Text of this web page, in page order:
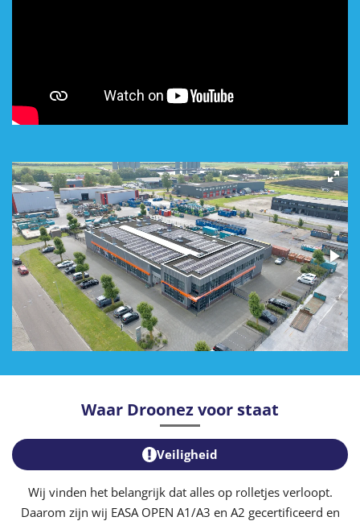
Waar Droonez voor staat
Veiligheid
Wij vinden het belangrijk dat alles op rolletjes verloopt.
Daarom zijn wij EASA OPEN A1/A3 en A2 gecertificeerd en